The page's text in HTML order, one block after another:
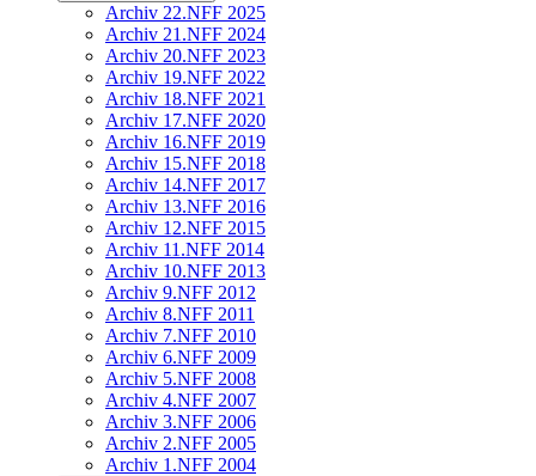
Archiv 22.NFF 2025
Archiv 21.NFF 2024
Archiv 20.NFF 2023
Archiv 19.NFF 2022
Archiv 18.NFF 2021
Archiv 17.NFF 2020
Archiv 16.NFF 2019
Archiv 15.NFF 2018
Archiv 14.NFF 2017
Archiv 13.NFF 2016
Archiv 12.NFF 2015
Archiv 11.NFF 2014
Archiv 10.NFF 2013
Archiv 9.NFF 2012
Archiv 8.NFF 2011
Archiv 7.NFF 2010
Archiv 6.NFF 2009
Archiv 5.NFF 2008
Archiv 4.NFF 2007
Archiv 3.NFF 2006
Archiv 2.NFF 2005
Archiv 1.NFF 2004